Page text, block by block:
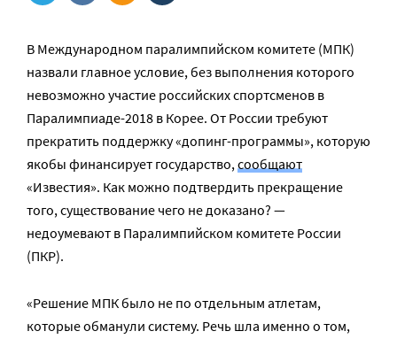
В Международном паралимпийском комитете (МПК)
назвали главное условие, без выполнения которого
невозможно участие российских спортсменов в
Паралимпиаде-2018 в Корее. От России требуют
прекратить поддержку «допинг-программы», которую
якобы финансирует государство,сообщают
«Известия». Как можно подтвердить прекращение
того, существование чего не доказано? —
недоумевают в Паралимпийском комитете России
(ПКР).
«Решение МПК было не по отдельным атлетам,
которые обманули систему. Речь шла именно о том,